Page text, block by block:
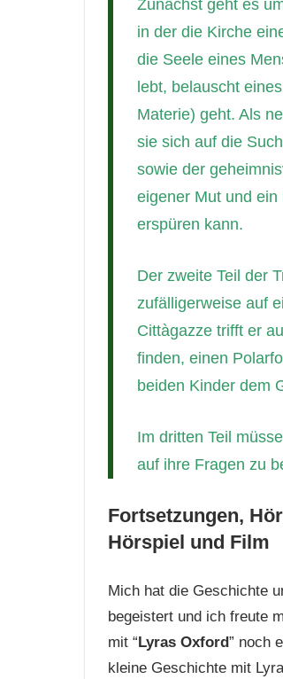
Zunächst geht es
in der die Kirche
die Seele eines
lebt, belauscht
Materie) geht. Als
sie sich auf die
sowie der
eigener Mut und
erspüren kann.
Der zweite Teil der
zufälligerweise auf
Cittàgazze trifft er
finden, einen
beiden Kinder dem
Im dritten Teil
auf ihre Fragen zu
Fortsetzungen,
Hörspiel und Film
Mich hat die Geschichte
begeistert und ich freute
mit “ Lyras Oxford” noch
kleine Geschichte mit